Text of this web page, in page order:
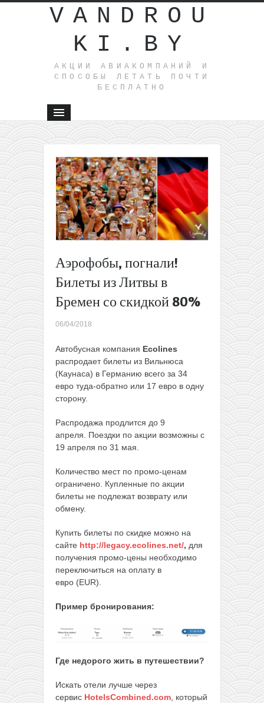
VANDROU
KI.BY
АКЦИИ АВИАКОМПАНИЙ И
СПОСОБЫ ЛЕТАТЬ ПОЧТИ
БЕСПЛАТНО
Аэрофобы, погнали!
Билеты из Литвы в
Бремен со скидкой 80%
06/04/2018
Автобусная компания Ecolines
распродает билеты из Вильнюса
(Каунаса) в Германию всего за 34
евро туда-обратно или 17 евро в одну
сторону.
Распродажа продлится до 9
апреля. Поездки по акции возможны c
19 апреля по 31 мая.
Количество мест по промо-ценам
ограничено. Купленные по акции
билеты не подлежат возврату или
обмену.
Купить билеты по скидке можно на
сайте http://legacy.ecolines.net/, для
получения промо-цены необходимо
переключиться на оплату в
евро (EUR).
Пример бронирования:
Где недорого жить в путешествии?
Искать отели лучше через
сервис HotelsCombined.com, который
Горящие
билеты
из
Варшавы
на
остров
туда-
обратно
Прямые
обратно